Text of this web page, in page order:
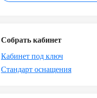
Собрать кабинет
Кабинет под ключ
Стандарт оснащения